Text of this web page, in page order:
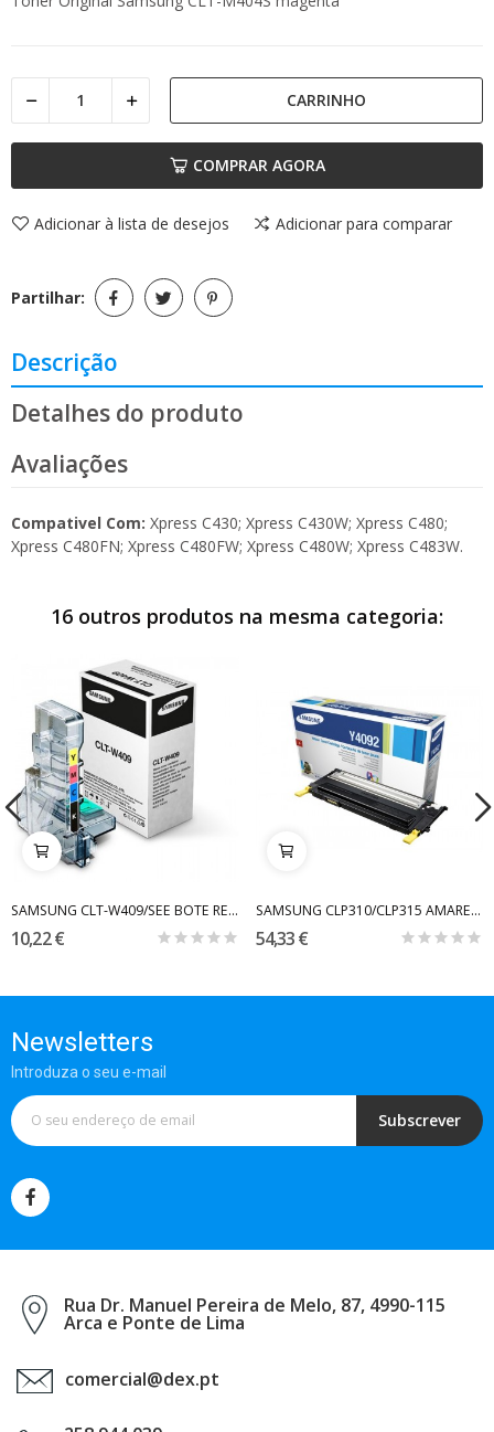
CARRINHO
COMPRAR AGORA
Adicionar à lista de desejos Adicionar para comparar
Partilhar:
Descrição
Detalhes do produto
Avaliações
Compativel Com: Xpress C430; Xpress C430W; Xpress C480;
Xpress C480FN; Xpress C480FW; Xpress C480W; Xpress C483W.
16 outros produtos na mesma categoria:
SAMSUNG CLT-W409/SEE BOTE RESIDUAL
10,22 €
SAMSUNG CLP310/CLP315 AMARELO
54,33 €
Newsletters
Introduza o seu e-mail
Subscrever
Rua Dr. Manuel Pereira de Melo, 87, 4990-115
Arca e Ponte de Lima
comercial@dex.pt